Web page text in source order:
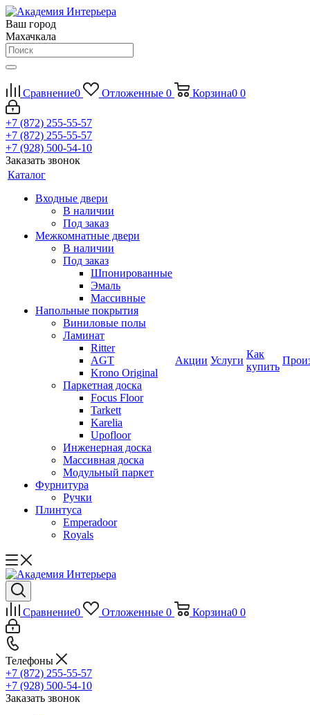
Ваш город
Махачкала
Сравнение0 Отложенные 0 Корзина0 0
+7 (872) 255-55-57
+7 (872) 255-55-57
+7 (928) 500-54-10
Заказать звонок
Каталог
Входные двери
В наличии
Под заказ
Межкомнатные двери
В наличии
Под заказ
Шпонированные
Эмаль
Массивные
Напольные покрытия
Виниловые полы
Ламинат
Ritter
AGT
Krono Original
Паркетная доска
Focus Floor
Tarkett
Karelia
Upofloor
Инженерная доска
Массивная доска
Модульный паркет
Фурнитура
Ручки
Плинтуса
Emperadoor
Royals
Акции Услуги
Как
купить
Сравнение0 Отложенные 0 Корзина0 0
Телефоны
+7 (872) 255-55-57
+7 (928) 500-54-10
Заказать звонок